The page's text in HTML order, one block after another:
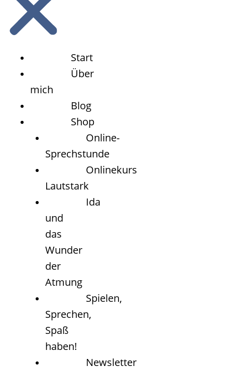
Start
Über
mich
Blog
Shop
Online-
Sprechstunde
Onlinekurs
Lautstark
Ida
und
das
Wunder
der
Atmung
Spielen,
Sprechen,
Spaß
haben!
Newsletter